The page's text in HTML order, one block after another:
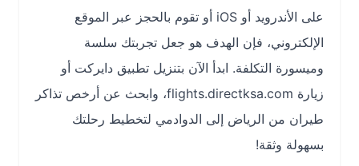
على الأندرويد أو iOS أو تقوم بالحجز عبر الموقع
الإلكتروني، فإن الهدف هو جعل تجربتك سلسة
وميسورة التكلفة. ابدأ الآن بتنزيل تطبيق دايركت أو
زيارة flights.directksa.com، وابحث عن أرخص تذاكر
طيران من الرياض إلى الدوادمي لتخطيط رحلتك
بسهولة وثقة!